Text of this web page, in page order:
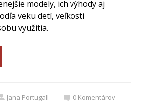
modely, ich výhody aj
veku detí, veľkosti
využitia.
Jana Portugall 0 Komentárov